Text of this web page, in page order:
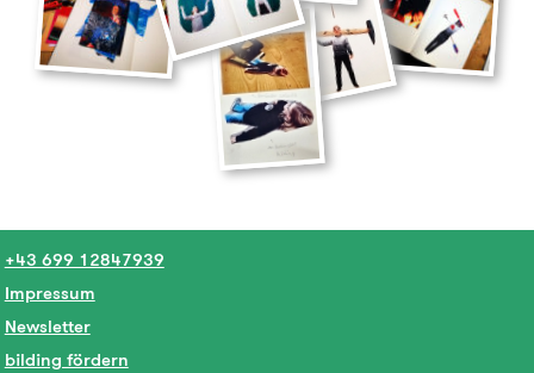
+43 699 12847939
Impressum
Newsletter
bilding fördern